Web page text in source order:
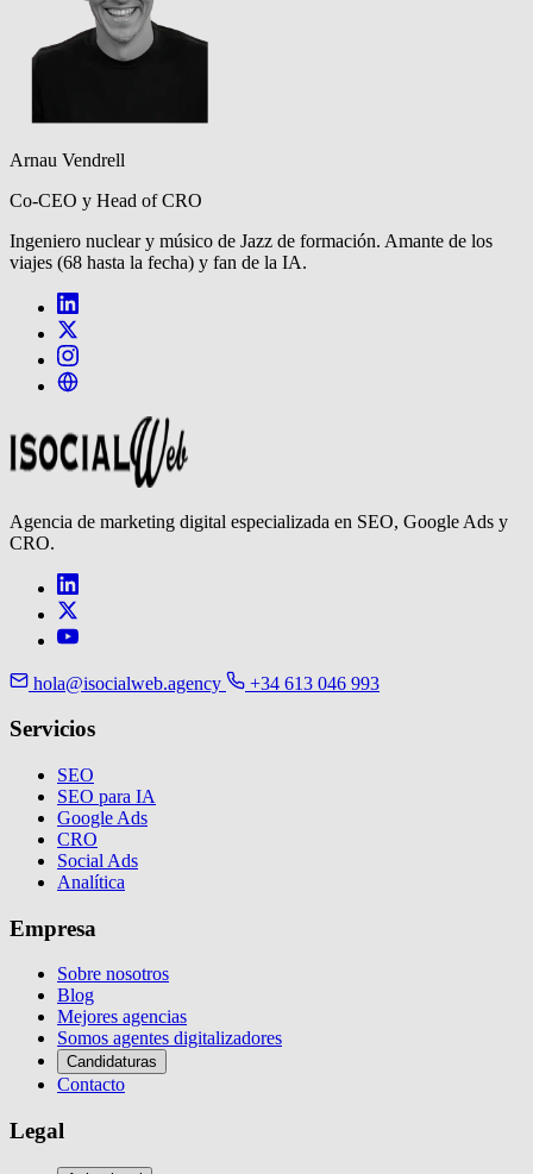
Arnau Vendrell
Co-CEO y Head of CRO
Ingeniero nuclear y músico de Jazz de formación. Amante de los
viajes (68 hasta la fecha) y fan de la IA.
Agencia de marketing digital especializada en SEO, Google Ads y
CRO.
hola@isocialweb.agency +34 613 046 993
Servicios
SEO
SEO para IA
Google Ads
CRO
Social Ads
Analítica
Empresa
Sobre nosotros
Blog
Mejores agencias
Somos agentes digitalizadores
Candidaturas
Contacto
Legal